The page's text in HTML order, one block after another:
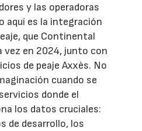
y las operadoras
aquí es la integración
que Continental
vez en 2024, junto con
de peaje Axxès. No
cuando se
donde el
los datos cruciales:
de desarrollo, los